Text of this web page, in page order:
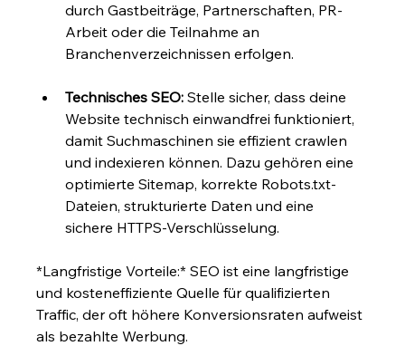
durch Gastbeiträge, Partnerschaften, PR-
Arbeit oder die Teilnahme an
Branchenverzeichnissen erfolgen.
Technisches SEO: Stelle sicher, dass deine
Website technisch einwandfrei funktioniert,
damit Suchmaschinen sie effizient crawlen
und indexieren können. Dazu gehören eine
optimierte Sitemap, korrekte Robots.txt-
Dateien, strukturierte Daten und eine
sichere HTTPS-Verschlüsselung.
*Langfristige Vorteile:* SEO ist eine langfristige
und kosteneffiziente Quelle für qualifizierten
Traffic, der oft höhere Konversionsraten aufweist
als bezahlte Werbung.